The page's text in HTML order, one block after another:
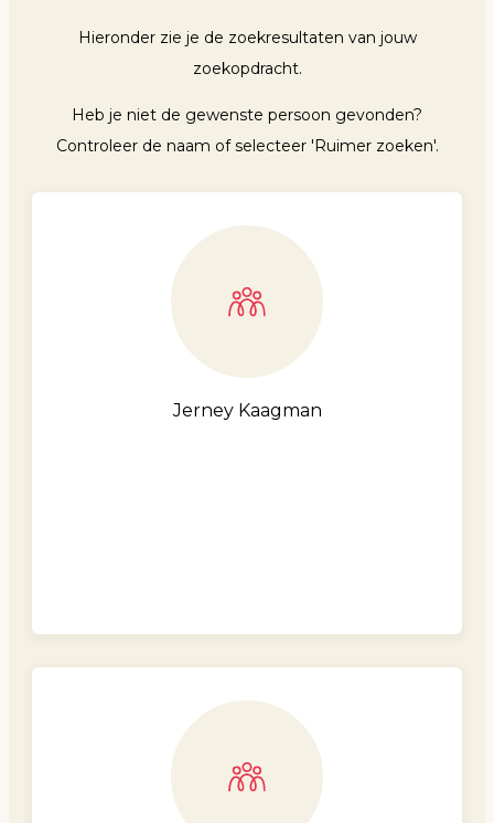
Hieronder zie je de zoekresultaten van jouw
zoekopdracht.
Heb je niet de gewenste persoon gevonden?
Controleer de naam of selecteer 'Ruimer zoeken'.
Jerney Kaagman